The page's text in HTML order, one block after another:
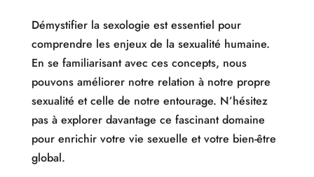
Démystifier la sexologie est essentiel pour
comprendre les enjeux de la sexualité humaine.
En se familiarisant avec ces concepts, nous
pouvons améliorer notre relation à notre propre
sexualité et celle de notre entourage. N’hésitez
pas à explorer davantage ce fascinant domaine
pour enrichir votre vie sexuelle et votre bien-être
global.